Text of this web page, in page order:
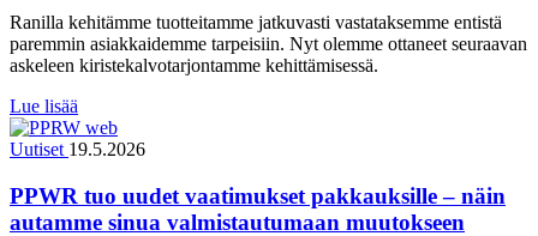
Ranilla kehitämme tuotteitamme jatkuvasti vastataksemme entistä
paremmin asiakkaidemme tarpeisiin. Nyt olemme ottaneet seuraavan
askeleen kiristekalvotarjontamme kehittämisessä.
Lue lisää
Uutiset 19.5.2026
PPWR tuo uudet vaatimukset pakkauksille – näin
autamme sinua valmistautumaan muutokseen